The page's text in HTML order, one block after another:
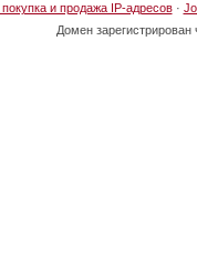
и продажа IP-адресов·
Домен зарегистрирован